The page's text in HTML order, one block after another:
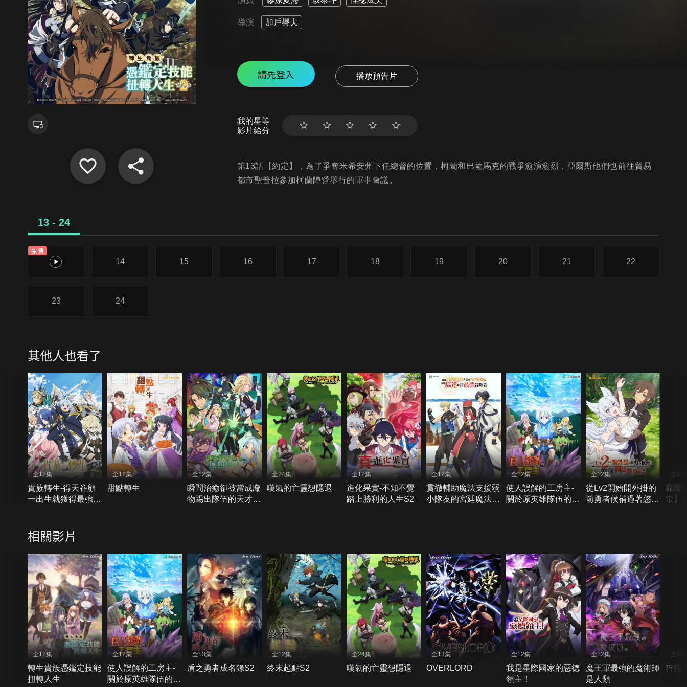
導演 加戶譽夫
請先登入 播放預告片
我的星等
影片給分
第13話【約定】，為了爭奪米希安州下任總督的位置，柯蘭和巴薩馬克的戰爭愈演愈烈，亞爾斯他們也前往貿易
都市聖普拉參加柯蘭陣營舉行的軍事會議。
13 - 24
免費
13
14 15 16 17 18 19 20 21 22
23 24
其他人也看了
全12集
貴族轉生-得天眷顧
一出生就獲得最強力
全12集
甜點轉生
全12集
瞬間治癒卻被當成廢
物踢出隊伍的天才治
全24集
嘆氣的亡靈想隱退
全12集
進化果實-不知不覺
踏上勝利的人生S2
全12集
貫徹輔助魔法支援弱
小隊友的宮廷魔法
全12集
使人誤解的工房主-
關於原英雄隊伍的雜
全12集
從Lv2開始開外掛的
前勇者候補過著悠哉
全12
靠廢
常】
相關影片
全12集
轉生貴族憑鑑定技能
扭轉人生
全12集
使人誤解的工房主-
關於原英雄隊伍的雜
全13集
盾之勇者成名錄S2
全12集
終末起點S2
全24集
嘆氣的亡靈想隱退
全13集
OVERLORD
全12集
我是星際國家的惡德
領主！
全12集
魔王軍最強的魔術師
是人類
全25
狩龍